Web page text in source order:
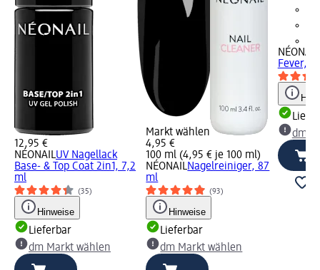
12,95 €
NÉONAILUV Nagellack
Base- & Top Coat 2in1, 7,2
ml
(35)
Hinweise
Lieferbar
dm Markt wählen
Markt wählen
4,95 €
100 ml (4,95 € je 100 ml)
NÉONAILNagelreiniger, 87
ml
(93)
Hinweise
Lieferbar
dm Markt wählen
NÉONAIL
Fever,
dm